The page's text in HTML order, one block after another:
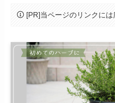
[PR]当ページのリンクには